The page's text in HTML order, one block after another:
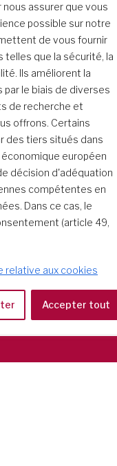
assurer que vous
possible sur notre
de vous fournir
que la sécurité, la
Ils améliorent la
le biais de diverses
de recherche et
offrons. Certains
des tiers situés dans
européen
décision d'adéquation
compétentes en
Dans ce cas, le
(article 49,
relative aux cookies
Accepter tout